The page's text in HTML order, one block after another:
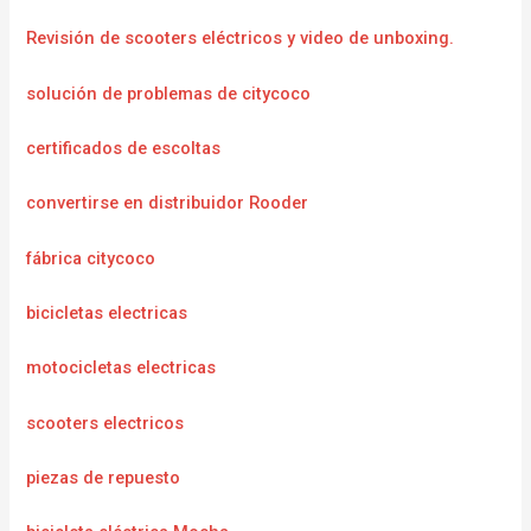
Revisión de scooters eléctricos y video de unboxing.
solución de problemas de citycoco
certificados de escoltas
convertirse en distribuidor Rooder
fábrica citycoco
bicicletas electricas
motocicletas electricas
scooters electricos
piezas de repuesto